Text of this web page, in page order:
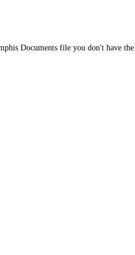
Documents file you don't have